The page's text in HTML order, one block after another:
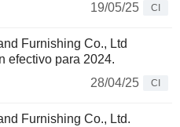
19/05/25
CI
Furnishing Co., Ltd
efectivo para 2024.
28/04/25
CI
Furnishing Co., Ltd.